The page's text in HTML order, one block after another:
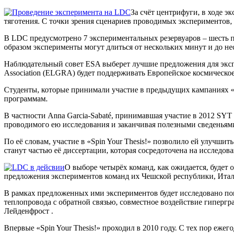
За счёт центрифуги, в ходе
тяготения. С точки зрения сценариев проводимых
В LDC предусмотрено 7 экспериментальных резервуаров –
образом эксперименты могут длиться от нескольких минут и до
Наблюдательный совет ЕSA выберет лучшие предложения для
Association (ELGRA) будет поддерживать Европейское
Студенты, которые принимали участие в предыдущих кампаниях
программам.
В частности Anna Garcia-Sabaté, принимавшая участие в 2012
проводимого ею исследования и заканчивая полезными
По её словам, участие в «Spin Your Thesis!» позволило ей
станут частью её диссертации, которая сосредоточена на
О выборе четырёх команд, как ожидается,
предложения экспериментов команд их Чешской республики,
В рамках предложенных ими экспериментов будет исследовано
теплопровода с обратной связью, совместное воздействие
Лейденфрост .
Впервые «Spin Your Thesis!» проходил в 2010 году. С тех пор